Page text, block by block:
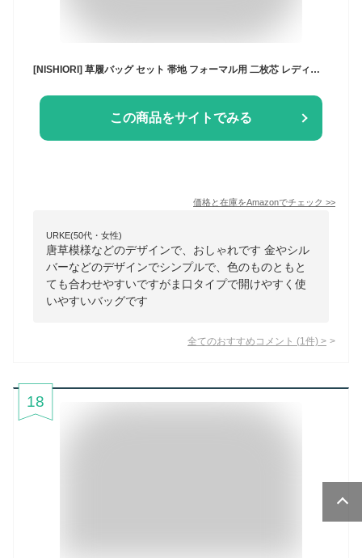
[NISHIORI] 草履バッグ セット 帯地 フォーマル用 二枚芯 レディース 唐草文様 雪輪文様 Sサイズ Freeサイズ LLサイズ 金 銀 2色 3タイプ (WK2G, Free Size)
この商品をサイトでみる
価格と在庫をAmazonでチェック >>
URKE(50代・女性)
唐草模様などのデザインで、おしゃれです 金やシル
バーなどのデザインでシンプルで、色のものともと
ても合わせやすいですがま口タイプで開けやすく使
いやすいバッグです
全てのおすすめコメント (1 件) >
18